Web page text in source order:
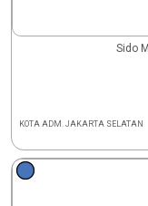
Sido
KOTA ADM. JAKARTA SELATAN